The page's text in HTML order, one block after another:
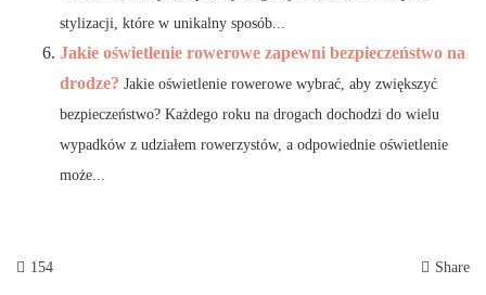
stylizacji, które w unikalny sposób...
Jakie oświetlenie rowerowe zapewni bezpieczeństwo na
drodze? Jakie oświetlenie rowerowe wybrać, aby zwiększyć
bezpieczeństwo? Każdego roku na drogach dochodzi do wielu
wypadków z udziałem rowerzystów, a odpowiednie oświetlenie
może...
154 Share